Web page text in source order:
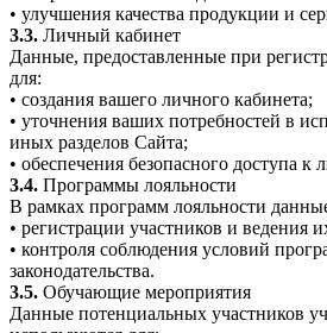
• улучшения качества продукции и
3.3. Личный кабинет
Данные, предоставленные при
для:
• создания вашего личного кабинета;
• уточнения ваших потребностей в
иных разделов Сайта;
• обеспечения безопасного доступа к
3.4. Программы лояльности
В рамках программ лояльности
• регистрации участников и ведения
• контроля соблюдения условий
законодательства.
3.5. Обучающие мероприятия
Данные потенциальных участников